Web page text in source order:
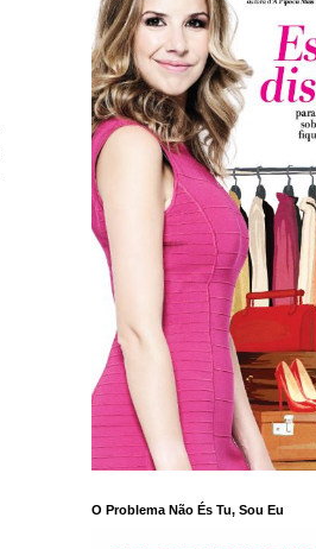
O Problema Não És Tu, Sou Eu